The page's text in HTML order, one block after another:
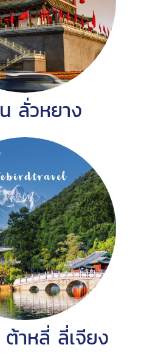
ลั่วหยาง
าหลี่ ลี่เจียง